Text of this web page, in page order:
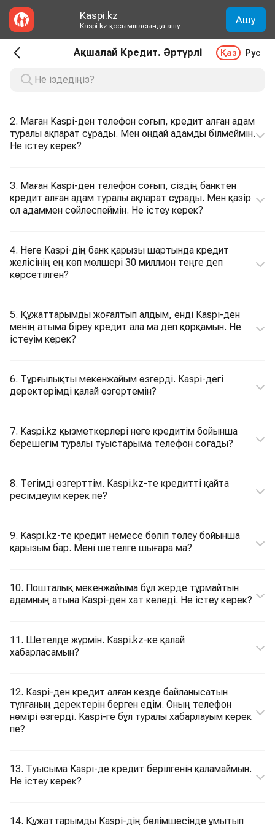
Kaspi.kz
Kaspi.kz қосымшасында ашу Ашу
Ақшалай Кредит. Әртүрлі Қаз Рус
2. Маған Kaspi-ден телефон соғып, кредит алған адам
туралы ақпарат сұрады. Мен ондай адамды білмеймін.
Не істеу керек?
3. Маған Kaspi-ден телефон соғып, сіздің банктен
кредит алған адам туралы ақпарат сұрады. Мен қазір
ол адаммен сөйлеспеймін. Не істеу керек?
4. Неге Kaspi-дің банк қарызы шартында кредит
желісінің ең көп мөлшері 30 миллион теңге деп
көрсетілген?
5. Құжаттарымды жоғалтып алдым, енді Kaspi-ден
менің атыма біреу кредит ала ма деп қорқамын. Не
істеуім керек?
6. Тұрғылықты мекенжайым өзгерді. Kaspi-дегі
деректерімді қалай өзгертемін?
7. Kaspi.kz қызметкерлері неге кредитім бойынша
берешегім туралы туыстарыма телефон соғады?
8. Тегімді өзгерттім. Kaspi.kz-те кредитті қайта
ресімдеуім керек пе?
9. Kaspi.kz-те кредит немесе бөліп төлеу бойынша
қарызым бар. Мені шетелге шығара ма?
10. Пошталық мекенжайыма бұл жерде тұрмайтын
адамның атына Kaspi-ден хат келеді. Не істеу керек?
11. Шетелде жүрмін. Kaspi.kz-ке қалай
хабарласамын?
12. Kaspi-ден кредит алған кезде байланысатын
тұлғаның деректерін берген едім. Оның телефон
нөмірі өзгерді. Kaspi-ге бұл туралы хабарлауым керек
пе?
13. Туысыма Kaspi-де кредит берілгенін қаламаймын.
Не істеу керек?
14. Құжаттарымды Kaspi-дің бөлімшесінде ұмытып